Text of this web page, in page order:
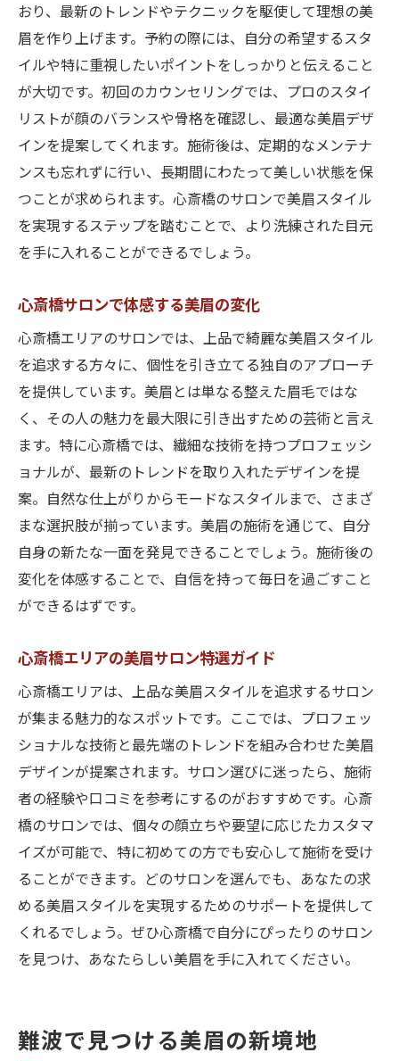
おり、最新のトレンドやテクニックを駆使して理想の美
眉を作り上げます。予約の際には、自分の希望するスタ
イルや特に重視したいポイントをしっかりと伝えること
が大切です。初回のカウンセリングでは、プロのスタイ
リストが顔のバランスや骨格を確認し、最適な美眉デザ
インを提案してくれます。施術後は、定期的なメンテナ
ンスも忘れずに行い、長期間にわたって美しい状態を保
つことが求められます。心斎橋のサロンで美眉スタイル
を実現するステップを踏むことで、より洗練された目元
を手に入れることができるでしょう。
心斎橋サロンで体感する美眉の変化
心斎橋エリアのサロンでは、上品で綺麗な美眉スタイル
を追求する方々に、個性を引き立てる独自のアプローチ
を提供しています。美眉とは単なる整えた眉毛ではな
く、その人の魅力を最大限に引き出すための芸術と言え
ます。特に心斎橋では、繊細な技術を持つプロフェッシ
ョナルが、最新のトレンドを取り入れたデザインを提
案。自然な仕上がりからモードなスタイルまで、さまざ
まな選択肢が揃っています。美眉の施術を通じて、自分
自身の新たな一面を発見できることでしょう。施術後の
変化を体感することで、自信を持って毎日を過ごすこと
ができるはずです。
心斎橋エリアの美眉サロン特選ガイド
心斎橋エリアは、上品な美眉スタイルを追求するサロン
が集まる魅力的なスポットです。ここでは、プロフェッ
ショナルな技術と最先端のトレンドを組み合わせた美眉
デザインが提案されます。サロン選びに迷ったら、施術
者の経験や口コミを参考にするのがおすすめです。心斎
橋のサロンでは、個々の顔立ちや要望に応じたカスタマ
イズが可能で、特に初めての方でも安心して施術を受け
ることができます。どのサロンを選んでも、あなたの求
める美眉スタイルを実現するためのサポートを提供して
くれるでしょう。ぜひ心斎橋で自分にぴったりのサロン
を見つけ、あなたらしい美眉を手に入れてください。
難波で見つける美眉の新境地